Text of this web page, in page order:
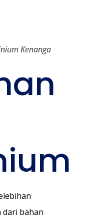
Kenanga
dari bahan